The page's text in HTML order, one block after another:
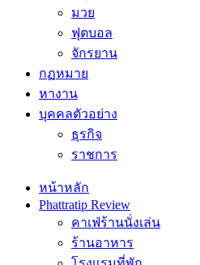
มวย
ฟุตบอล
จักรยาน
กฏหมาย
หางาน
บุคคลตัวอย่าง
ธุรกิจ
ราชการ
หน้าหลัก
Phattratip Review
คาเฟ่ร้านนั่งเล่น
ร้านอาหาร